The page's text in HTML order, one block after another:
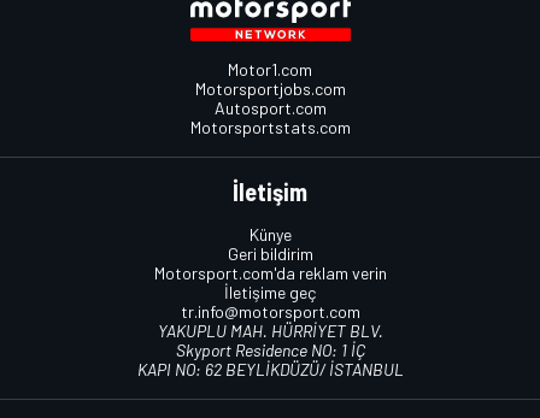
Motor1.com
Motorsportjobs.com
Autosport.com
Motorsportstats.com
İletişim
Künye
Geri bildirim
Motorsport.com'da reklam verin
İletişime geç
tr.info@motorsport.com
YAKUPLU MAH. HÜRRİYET BLV.
Skyport Residence NO: 1 İÇ
KAPI NO: 62 BEYLİKDÜZÜ/ İSTANBUL